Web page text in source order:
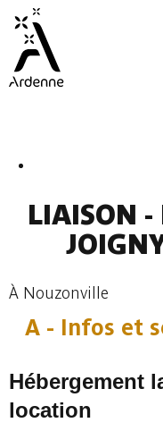
contenu
principal
LIAISON -
À Nouzonville
A - Infos et
Hébergement
location